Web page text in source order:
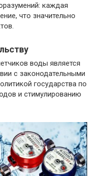
каждая
что значительно
воды является
с законодательными
государства по
и стимулированию